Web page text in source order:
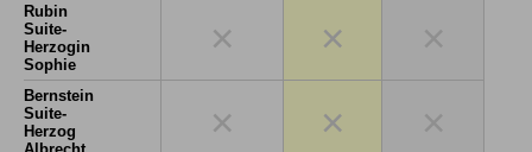
Rubin
Suite-
Herzogin
Sophie
× ×
Bernstein
Suite-
Herzog
× ×